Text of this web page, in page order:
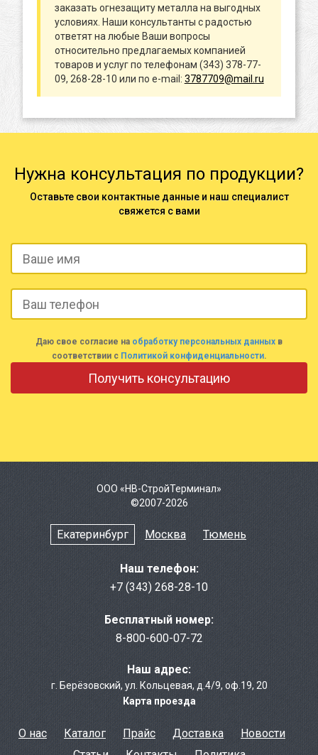
заказать огнезащиту металла на выгодных
условиях. Наши консультанты с радостью
ответят на любые Ваши вопросы
относительно предлагаемых компанией
товаров и услуг по телефонам (343) 378-77-
09, 268-28-10 или по e-mail: 3787709@mail.ru
Нужна консультация по продукции?
Оставьте свои контактные данные и наш специалист
свяжется с вами
Даю свое согласие на обработку персональных данных в
соответствии с Политикой конфиденциальности.
ООО «НВ-СтройТерминал»
©2007-2026
Екатеринбург Москва Тюмень
Наш телефон:
+7 (343) 268-28-10
Бесплатный номер:
8-800-600-07-72
Наш адрес:
г. Берёзовcкий,ул. Кольцевая, д.4/9,оф.19, 20
Карта проезда
О нас Каталог Прайс Доставка
Новости